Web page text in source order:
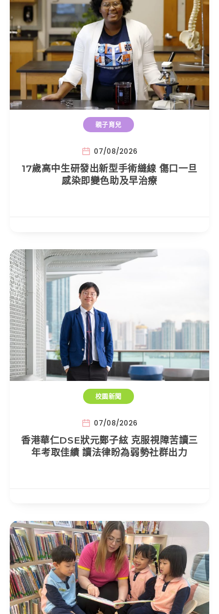
親子育兒
07/08/2026
17歲高中生研發出新型手術縫線 傷口一旦
感染即變色助及早治療
校園新聞
07/08/2026
香港華仁DSE狀元鄭子絃 克服視障苦讀三
年考取佳績 讀法律盼為弱勢社群出力